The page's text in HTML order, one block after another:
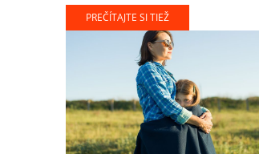
PREČÍTAJTE SI TIEŽ